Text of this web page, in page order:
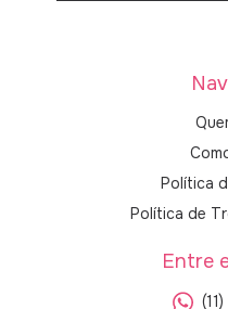
Política
Política de
Entre